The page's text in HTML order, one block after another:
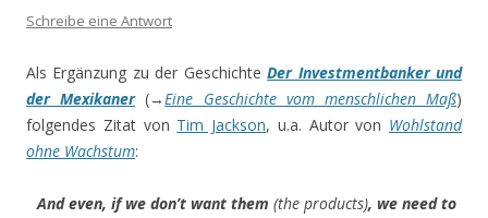
Schreibe eine Antwort
Als Ergänzung zu der GeschichteDer Investmentbanker und
der Mexikaner(→Eine Geschichte vom menschlichen Maß)
folgendes Zitat von Tim Jackson, u.a. Autor von Wohlstand
ohne Wachstum:
And even, if we don’t want them (the products), we need to